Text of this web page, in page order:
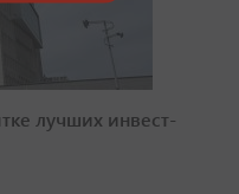
лучших инвест-